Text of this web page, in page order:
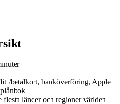
betalkort, banköverföring, Apple
flesta länder och regioner världen